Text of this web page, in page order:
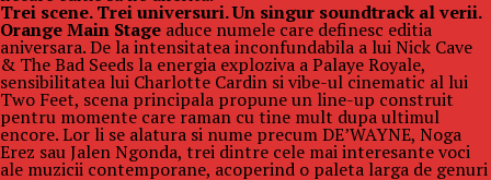
Trei scene. Trei universuri. Un singur soundtrack al verii.
Orange Main Stage aduce numele care definesc editia
aniversara. De la intensitatea inconfundabila a lui Nick Cave
& The Bad Seeds la energia exploziva a Palaye Royale,
sensibilitatea lui Charlotte Cardin si vibe-ul cinematic al lui
Two Feet, scena principala propune un line-up construit
pentru momente care raman cu tine mult dupa ultimul
encore. Lor li se alatura si nume precum DE’WAYNE, Noga
Erez sau Jalen Ngonda, trei dintre cele mai interesante voci
ale muzicii contemporane, acoperind o paleta larga de genuri